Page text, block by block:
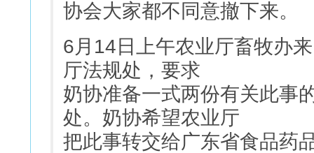
协会大家都不同意撤下来。
6月14日上午农业厅畜牧办
厅法规处，要求
奶协准备一式两份有关此事
处。奶协希望农业厅
把此事转交给广东省食品药